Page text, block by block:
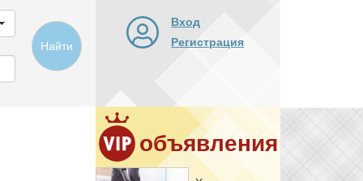
Найти
Вход
Регистрация
объявления